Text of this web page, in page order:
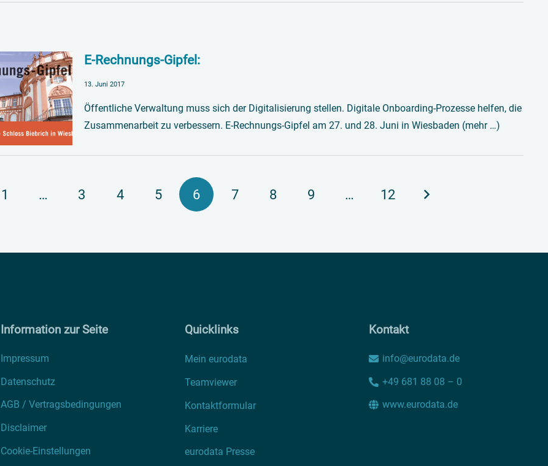
E-Rechnungs-Gipfel:
13. Juni 2017
Öffentliche Verwaltung muss sich der Digitalisierung stellen. Digitale Onboarding-Prozesse helfen, die
Zusammenarbeit zu verbessern. E-Rechnungs-Gipfel am 27. und 28. Juni in Wiesbaden (mehr …)
1 … 3 4 5 6 7 8 9 … 12
Information zur Seite
Impressum
Datenschutz
AGB / Vertragsbedingungen
Disclaimer
Cookie-Einstellungen
Quicklinks
Mein eurodata
Teamviewer
Kontaktformular
Karriere
eurodata Presse
Kontakt
info@eurodata.de
+49 681 88 08 – 0
www.eurodata.de